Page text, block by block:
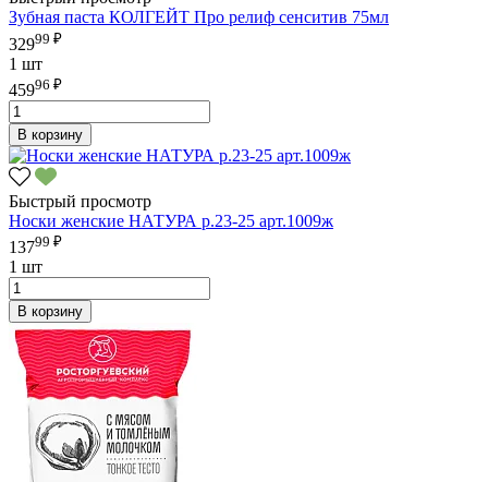
Зубная паста КОЛГЕЙТ Про релиф сенситив 75мл
32999 ₽
1 шт
45996 ₽
В корзину
Быстрый просмотр
Носки женские НАТУРА р.23-25 арт.1009ж
13799 ₽
1 шт
В корзину